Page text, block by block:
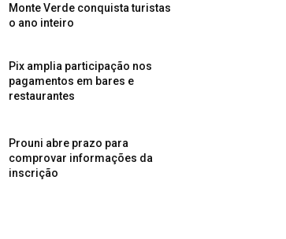
Monte Verde conquista turistas
o ano inteiro
Pix amplia participação nos
pagamentos em bares e
restaurantes
Prouni abre prazo para
comprovar informações da
inscrição